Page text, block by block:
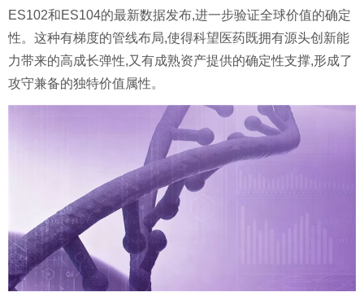
ES102和ES104的最新数据发布,进一步验证全球价值的确定
性。这种有梯度的管线布局,使得科望医药既拥有源头创新能
力带来的高成长弹性,又有成熟资产提供的确定性支撑,形成了
攻守兼备的独特价值属性。